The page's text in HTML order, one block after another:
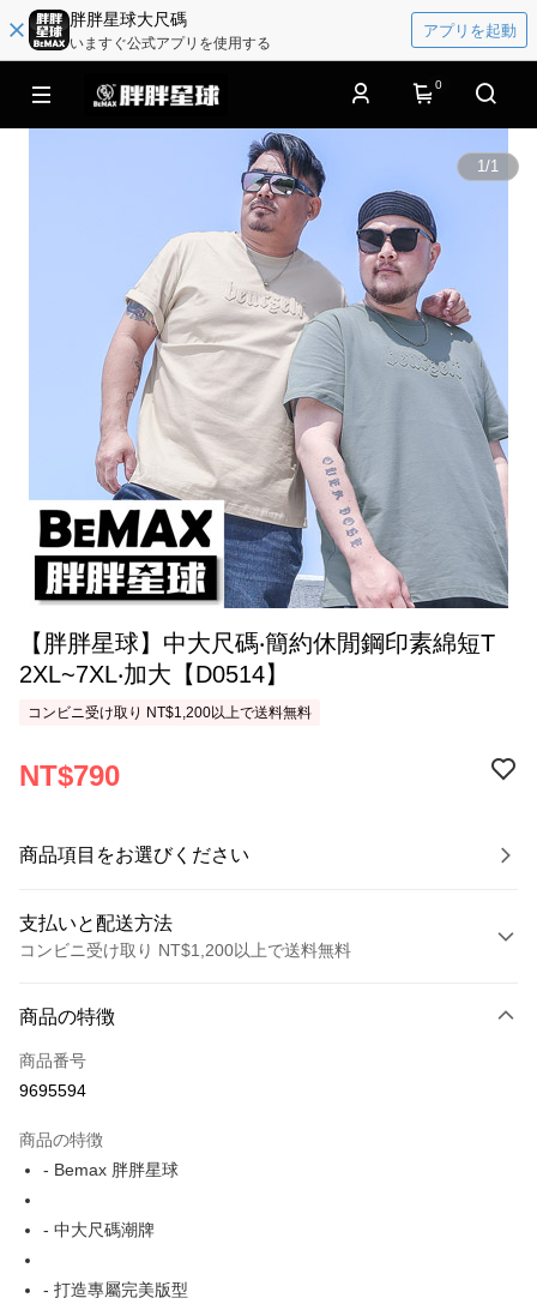
胖胖星球大尺碼
いますぐ公式アプリを使用する
アプリを起動
0
1/1
【胖胖星球】中大尺碼‧簡約休閒鋼印素綿短T
2XL~7XL‧加大【D0514】
コンビニ受け取り NT$1,200以上で送料無料
NT$790
商品項目をお選びください
支払いと配送方法
コンビニ受け取り NT$1,200以上で送料無料
クレジットカード1回払い
コンビニ店頭代金引換
Apple Pay
JKOPAY
AFTEE代金後払い
商品の特徴
商品番号
9695594
商品の特徴
- Bemax 胖胖星球
- 中大尺碼潮牌
- 打造專屬完美版型